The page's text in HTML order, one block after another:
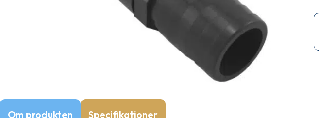
Om produkten Specifikationer